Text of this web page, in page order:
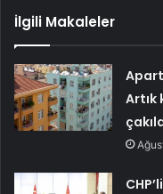
İlgili Makaleler